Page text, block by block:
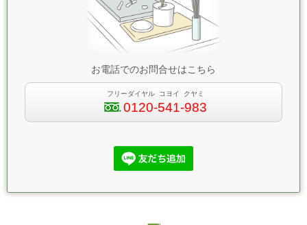
お電話でのお問合せはこちら
フリーダイヤル コヨイ クヤミ
0120-541-983